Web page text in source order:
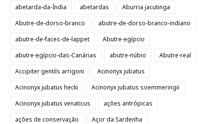
abetarda-da-Índia
abetardas
Aburria jacutinga
Abutre-de-dorso-branco
abutre-de-dorso-branco-indiano
abutre-de-faces-de-lappet
Abutre-egípcio
abutre-egípcio-das-Canárias
abutre-núbio
Abutre-real
Accipiter gentils arrigoni
Acinonyx jubatus
Acinonyx jubatus hecki
Acinonyx jubatus soemmeringii
Acinonyx jubatus venaticus
ações antrópicas
ações de conservação
Açor da Sardenha